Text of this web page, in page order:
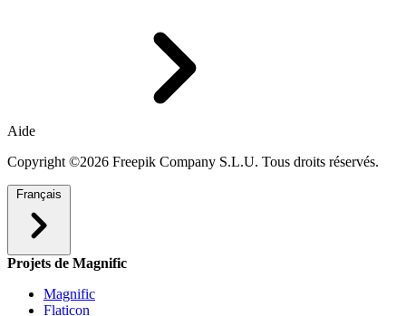
Aide
Copyright ©2026 Freepik Company S.L.U. Tous droits réservés.
Français
Projets de Magnific
Magnific
Flaticon